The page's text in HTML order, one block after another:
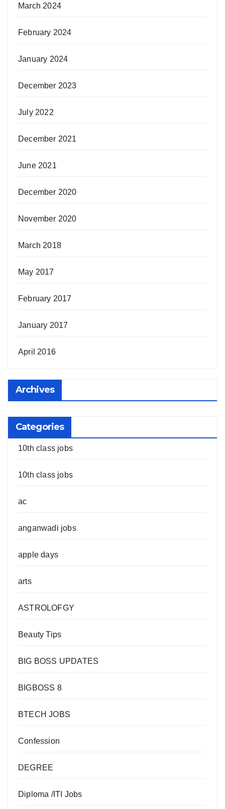
March 2024
February 2024
January 2024
December 2023
July 2022
December 2021
June 2021
December 2020
November 2020
March 2018
May 2017
February 2017
January 2017
April 2016
Archives
Categories
10th class jobs
10th class jobs
ac
anganwadi jobs
apple days
arts
ASTROLOFGY
Beauty Tips
BIG BOSS UPDATES
BIGBOSS 8
BTECH JOBS
Confession
DEGREE
Diploma /ITI Jobs